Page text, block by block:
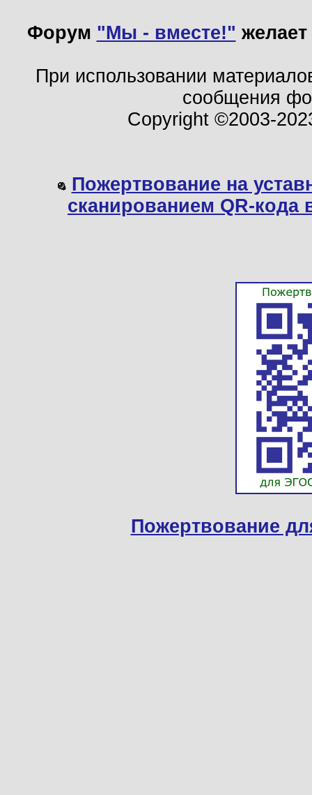
Форум "Мы - вместе!"
При использовании
сообщения
Copyright ©2003-
Пожертвование на
сканированием QR-
Пожертвование